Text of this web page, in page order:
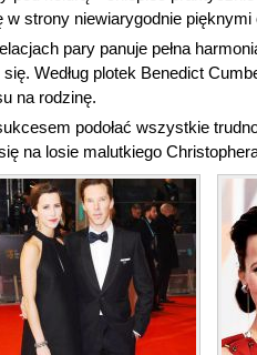
strony niewiarygodnie
pary panuje pełna
Według plotek Benedict
na rodzinę.
podołać wszystkie
na losie malutkiego